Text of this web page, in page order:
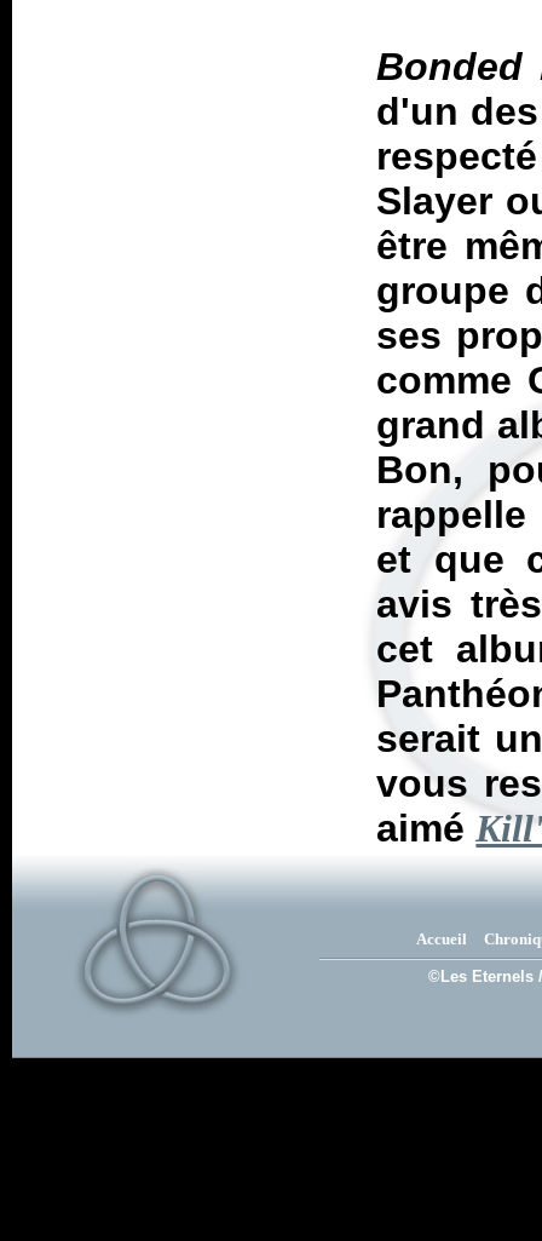
Bonded
d'un
Slayer
être
groupe
ses
comme
grand
Bon,
et que
avis
cet
serait
vous
aimé
Accueil
©Les Eternels